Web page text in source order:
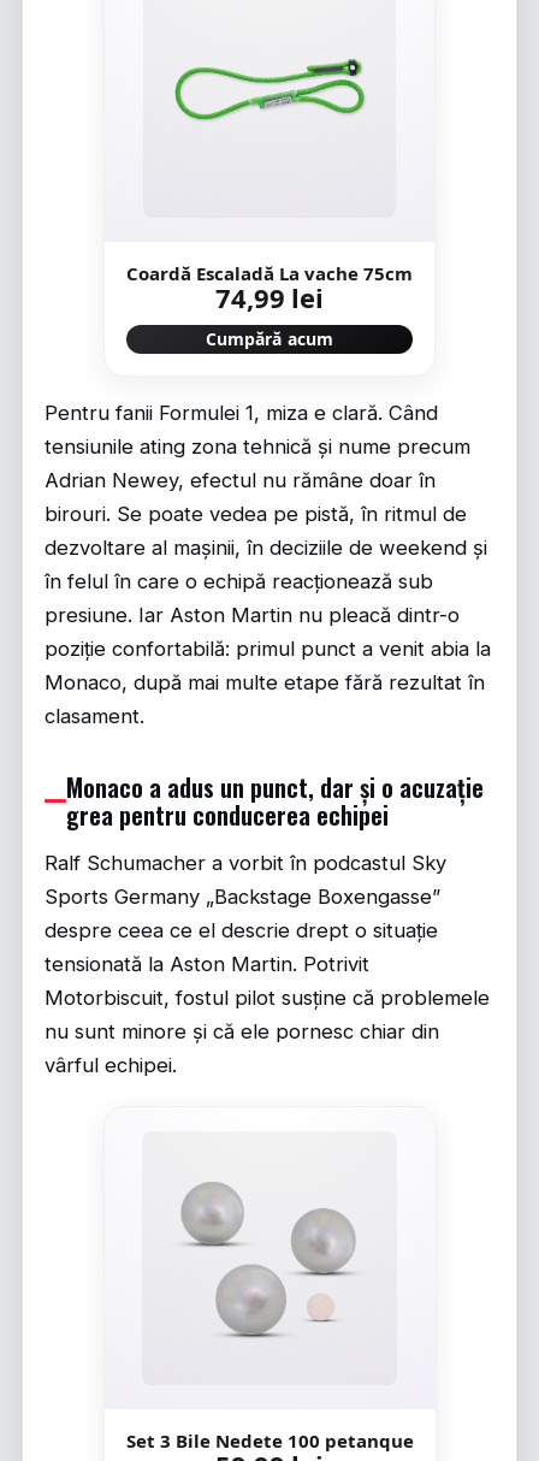
Coardă Escaladă La vache 75cm
74,99 lei
Cumpără acum
Pentru fanii Formulei 1, miza e clară. Când
tensiunile ating zona tehnică și nume precum
Adrian Newey, efectul nu rămâne doar în
birouri. Se poate vedea pe pistă, în ritmul de
dezvoltare al mașinii, în deciziile de weekend și
în felul în care o echipă reacționează sub
presiune. Iar Aston Martin nu pleacă dintr-o
poziție confortabilă: primul punct a venit abia la
Monaco, după mai multe etape fără rezultat în
clasament.
Monaco a adus un punct, dar și o acuzație
grea pentru conducerea echipei
Ralf Schumacher a vorbit în podcastul Sky
Sports Germany „Backstage Boxengasse”
despre ceea ce el descrie drept o situație
tensionată la Aston Martin. Potrivit
Motorbiscuit, fostul pilot susține că problemele
nu sunt minore și că ele pornesc chiar din
vârful echipei.
Set 3 Bile Nedete 100 petanque